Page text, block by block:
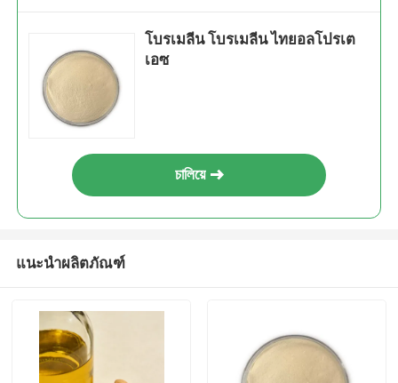
โบรเมลีน โบรเมลีน ไทยอลโปรเต
เอซ
চালিয়ে
แนะนำผลิตภัณฑ์